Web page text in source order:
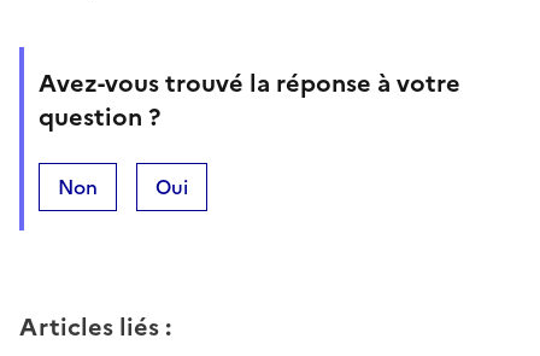
Avez-vous trouvé la réponse à votre
question ?
Non Oui
Articles liés :